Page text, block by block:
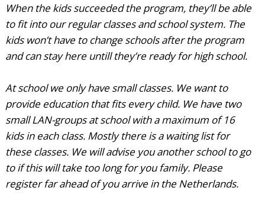
When the kids succeeded the program, they’ll be able
to fit into our regular classes and school system. The
kids won’t have to change schools after the program
and can stay here untill they’re ready for high school.
At school we only have small classes. We want to
provide education that fits every child. We have two
small LAN-groups at school with a maximum of 16
kids in each class. Mostly there is a waiting list for
these classes. We will advise you another school to go
to if this will take too long for you family. Please
register far ahead of you arrive in the Netherlands.